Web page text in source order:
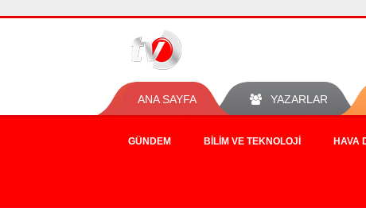
ANA SAYFA YAZARLAR
GÜNDEM BILIM VE TEKNOLOJI HAVA